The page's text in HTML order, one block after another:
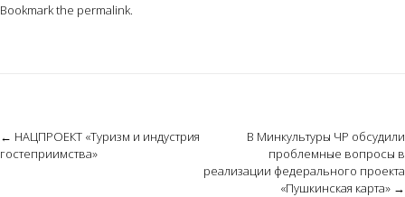
Bookmark the permalink
Post
navigation
← НАЦПРОЕКТ «Туризм и индустрия
гостеприимства»
В Минкультуры ЧР обсудили
проблемные вопросы в
реализации федерального проекта
«Пушкинская карта» →